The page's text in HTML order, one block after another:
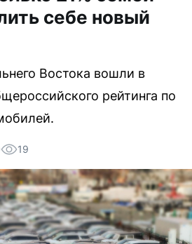
себе новый
Востока вошли в
рейтинга по
19